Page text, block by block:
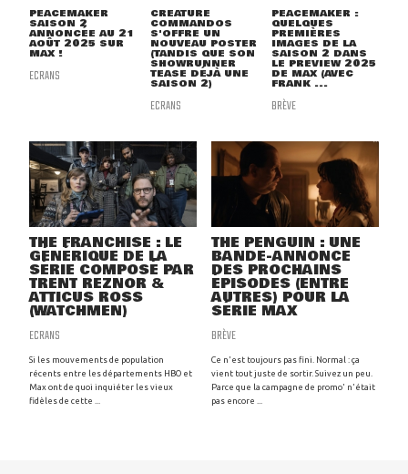
PEACEMAKER
SAISON 2
ANNONCÉE AU 21
AOÛT 2025 SUR
MAX !
ECRANS
CREATURE
COMMANDOS
S'OFFRE UN
NOUVEAU POSTER
(TANDIS QUE SON
SHOWRUNNER
TEASE DÉJÀ UNE
SAISON 2)
ECRANS
PEACEMAKER :
QUELQUES
PREMIÈRES
IMAGES DE LA
SAISON 2 DANS
LE PREVIEW 2025
DE MAX (AVEC
FRANK ...
BRÈVE
THE FRANCHISE : LE
GÉNÉRIQUE DE LA
SÉRIE COMPOSÉ PAR
TRENT REZNOR &
ATTICUS ROSS
(WATCHMEN)
ECRANS
Si les mouvements de population
récents entre les départements HBO et
Max ont de quoi inquiéter les vieux
fidèles de cette ...
THE PENGUIN : UNE
BANDE-ANNONCE
DES PROCHAINS
ÉPISODES (ENTRE
AUTRES) POUR LA
SÉRIE MAX
BRÈVE
Ce n'est toujours pas fini. Normal : ça
vient tout juste de sortir. Suivez un peu.
Parce que la campagne de promo' n'était
pas encore ...